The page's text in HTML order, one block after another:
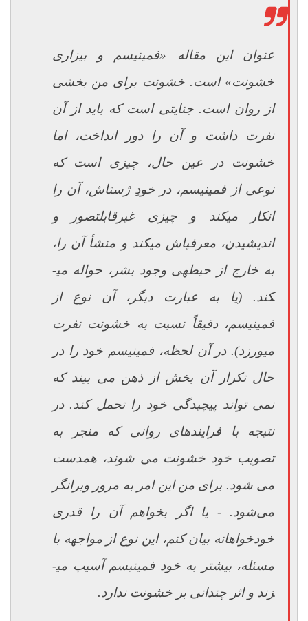
عنوان این مقاله «فمینیسم و بیزاری
خشونت» است. خشونت برای من بخشی
از روان است. جنایتی است که باید از آن
نفرت داشت و آن را دور انداخت، اما
خشونت در عین حال، چیزی است که
نوعی از فمینیسم، در خودِ ژست­اش، آن را
انکار می­کند و چیزی غیرقابل­تصور و
اندیشیدن، معرفی­اش می­کند و منشأ آن را،
به خارج از حیطه­ی وجود بشر، حواله می­
کند. (یا به عبارت دیگر، آن نوع از
فمینیسم، دقیقاً نسبت به خشونت نفرت
می­ورزد). در آن لحظه، فمینیسم خود را در
حال تکرار آن بخش از ذهن می بیند که
نمی تواند پیچیدگی خود را تحمل کند. در
نتیجه با فرایندهای روانی که منجر به
تصویب خود خشونت می شوند، همدست
می شود. برای من این امر به مرور ویرانگر
می‌شود. - یا اگر بخواهم آن را قدری
خودخواهانه بیان کنم، این نوع از مواجهه با
مسئله، بیشتر به خود فمینیسم آسیب می­
زند و اثر چندانی بر خشونت ندارد.